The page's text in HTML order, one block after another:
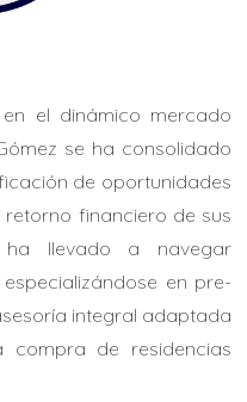
un éxito notable.
del precio
privilegiada ha
jóvenes.
o vender en
discutir tus
del nuevo
el dinámico mercado
se ha consolidado
de oportunidades
retorno financiero de sus
llevado a navegar
en pre-
integral adaptada
de residencias